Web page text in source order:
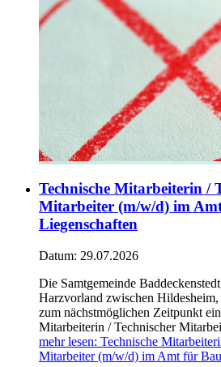
Technische Mitarbeiterin /
Mitarbeiter (m/w/d) im
Liegenschaften
Datum: 29.07.2026
Die Samtgemeinde
Harzvorland zwischen
zum nächstmöglichen Zeitpunkt
Mitarbeiterin / Technischer
mehr lesen: Technische
Mitarbeiter (m/w/d) im Amt für